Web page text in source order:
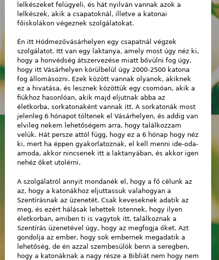
lelkészeket felügyeli, és hát nyilván vannak azok a
lelkészek, akik a csapatoknál, illetve a katonai
főiskolákon végeznek szolgálatokat.
Én itt Hódmezővásárhelyen egy csapatnál végzek
szolgálatot. Itt van egy laktanya, amely most úgy néz ki,
hogy a honvédség átszervezése miatt bővülni fog úgy,
hogy itt Vásárhelyen körülbelül úgy 2000-2500 katona
fog állomásozni. Ezek között vannak olyanok, akiknek
ez a hivatása, és lesznek közöttük egy csomóan, akik a
fiúkhoz hasonlóan, akik majd eljutnak abba az
életkorba, sorkatonaként vannak itt. A sorkatonák most
jelenleg 6 hónapot töltenek el Vásárhelyen, és addig van
elvileg nekem lehetőségem arra, hogy találkozzam
velük. Hát persze attól függ, hogy ez a 6 hónap hogy néz
ki, mert ha éppen gyakorlatoznak, el kell menni ide-oda-
amoda, akkor nincsenek itt a laktanyában, és akkor igen
nehéz őket utolérni.
A szolgálatról annyit mondanék el, hogy a fő célunk az
az, hogy a katonákhoz eljuttassuk valahogyan a
Szentírásnak az üzenetét. Csak keveseknek adatik az
meg, és ezért hálásak lehettek Istennek, hogy ilyen
életkorban, amiben ti is vagytok itt, találkoznak a
Szentírás üzenetével úgy, hogy az megfogja őket. Azt
gondolja az ember, hogy sok embernek megadatik a
lehetőség, de én azzal szembesülök benn a seregben,
hogy a katonáknak a nagy része a Bibliát nem hogy nem